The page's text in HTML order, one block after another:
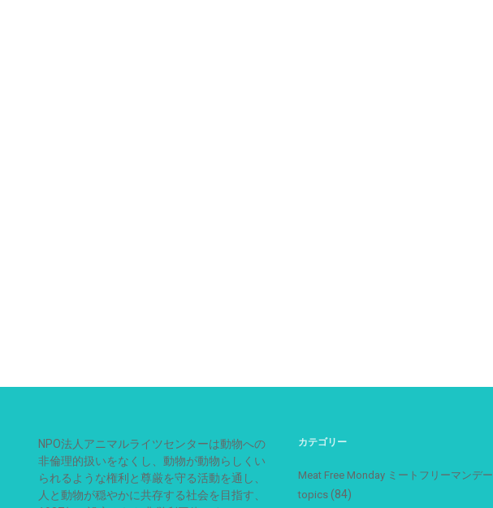
NPO法人アニマルライツセンターは動物への
非倫理的扱いをなくし、動物が動物らしくい
られるような権利と尊厳を守る活動を通し、
人と動物が穏やかに共存する社会を目指す、
カテゴリー
Meat Free Monday ミートフリーマンデー
topics (84)